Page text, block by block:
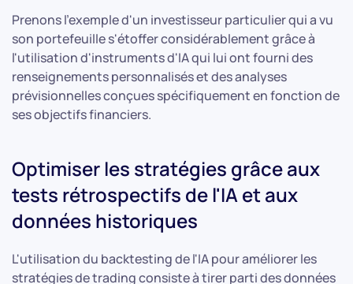
Prenons l'exemple d'un investisseur particulier qui a vu
son portefeuille s'étoffer considérablement grâce à
l'utilisation d'instruments d'IA qui lui ont fourni des
renseignements personnalisés et des analyses
prévisionnelles conçues spécifiquement en fonction de
ses objectifs financiers.
Optimiser les stratégies grâce aux
tests rétrospectifs de l'IA et aux
données historiques
L'utilisation du backtesting de l'IA pour améliorer les
stratégies de trading consiste à tirer parti des données